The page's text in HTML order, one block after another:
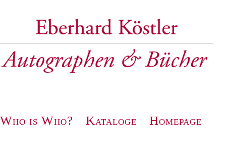
Navigation
Who is Who? Kataloge Homepage